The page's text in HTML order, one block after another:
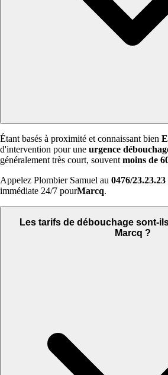
Étant basés à proximité et connaissant bien
d'intervention pour une urgence
généralement très court, souvent moins de
Appelez Plombier Samuel au 0476/23.23.23
immédiate 24/7 pourMarcq.
Les tarifs de débouchage sont-
Marcq ?